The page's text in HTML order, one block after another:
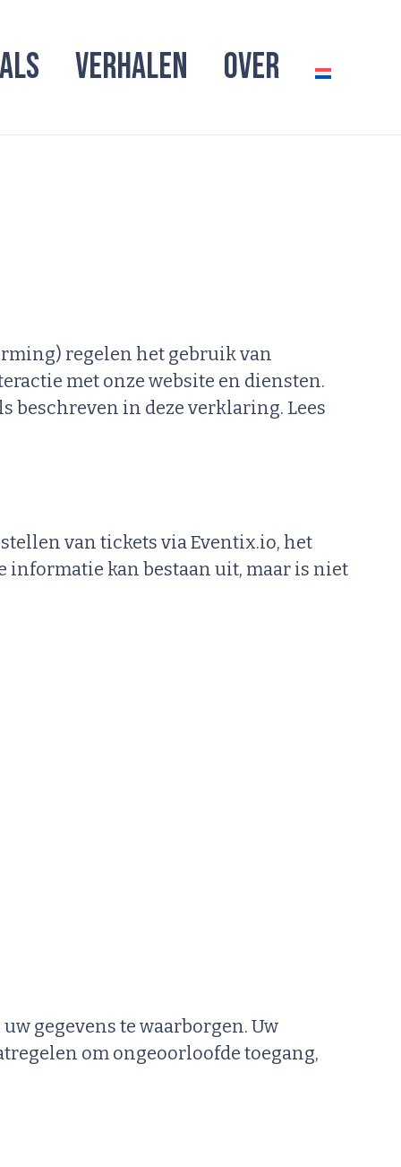
VERHALEN OVER
regelen het gebruik van
met onze website en diensten.
beschreven in deze verklaring. Lees
van tickets via Eventix.io, het
informatie kan bestaan uit, maar is niet
gegevens te waarborgen. Uw
om ongeoorloofde toegang,